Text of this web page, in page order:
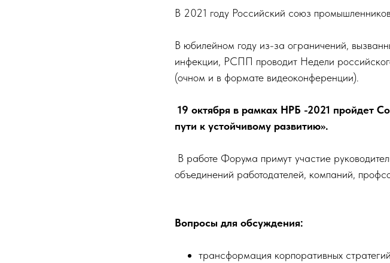
В 2021 году Российский союз
В юбилейном году из-за ограничений,
инфекции, РСПП проводит Недели
(очном и в формате видеоконференции).
19 октября в рамках НРБ -2021 пройдет
пути к устойчивому развитию».
В работе Форума примут участие
объединений работодателей, компаний,
Вопросы для обсуждения:
трансформация корпоративных